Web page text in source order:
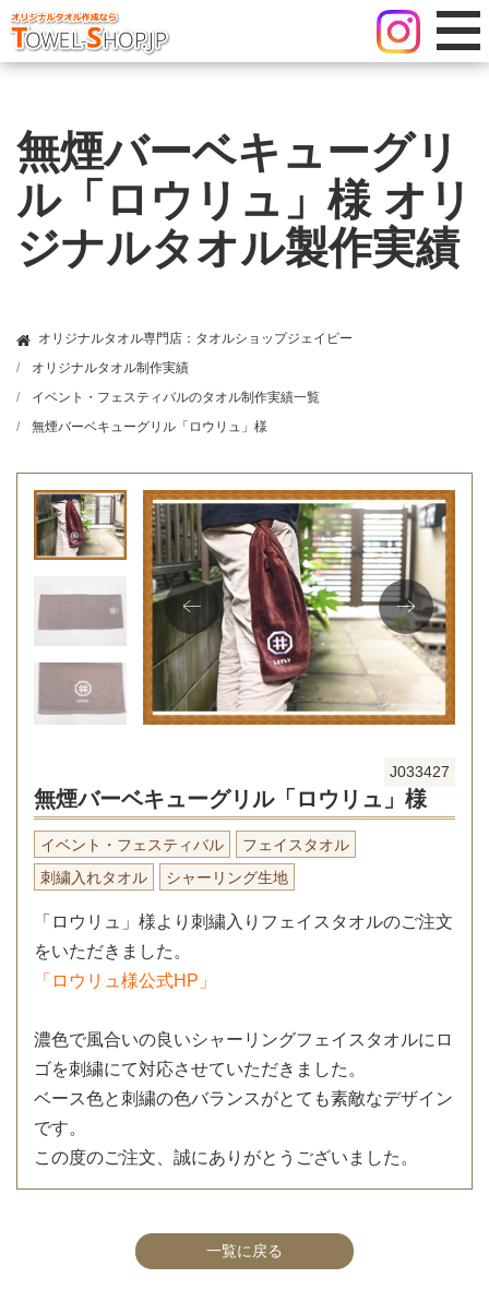
無煙バーベキューグリ
ル「ロウリュ」様 オリ
ジナルタオル製作実績
オリジナルタオル専門店：タオルショップジェイピー
オリジナルタオル制作実績
イベント・フェスティバルのタオル制作実績一覧
無煙バーベキューグリル「ロウリュ」様
J033427
無煙バーベキューグリル「ロウリュ」様
イベント・フェスティバル
フェイスタオル
刺繍入れタオル
シャーリング生地
「ロウリュ」様より刺繍入りフェイスタオルのご注文
をいただきました。
「ロウリュ様公式HP」
濃色で風合いの良いシャーリングフェイスタオルにロ
ゴを刺繍にて対応させていただきました。
ベース色と刺繍の色バランスがとても素敵なデザイン
です。
この度のご注文、誠にありがとうございました。
一覧に戻る